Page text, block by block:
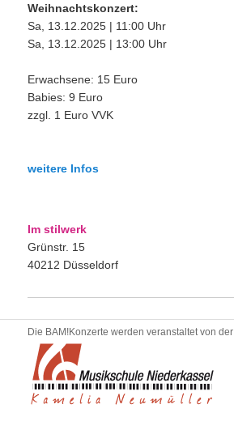
Weihnachtskonzert:
Sa, 13.12.2025 | 11:00 Uhr
Sa, 13.12.2025 | 13:00 Uhr
Erwachsene: 15 Euro
Babies: 9 Euro
zzgl. 1 Euro VVK
weitere Infos
Im stilwerk
Grünstr. 15
40212 Düsseldorf
Die BAM!Konzerte werden veranstaltet von der